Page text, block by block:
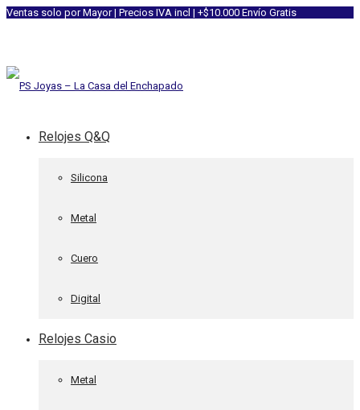
Ventas solo por Mayor | Precios IVA incl | +$10.000 Envío Gratis
Relojes Q&Q
Silicona
Metal
Cuero
Digital
Relojes Casio
Metal